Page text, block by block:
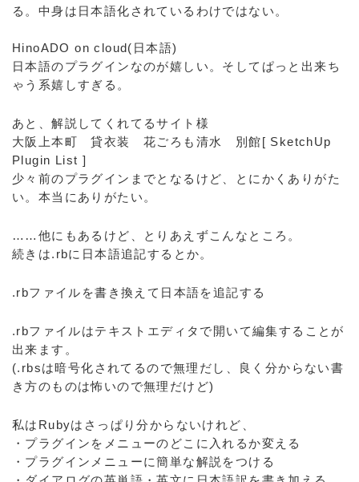
る。中身は日本語化されているわけではない。
HinoADO on cloud(日本語)
日本語のプラグインなのが嬉しい。そしてぱっと出来ち
ゃう系嬉しすぎる。
あと、解説してくれてるサイト様
大阪上本町 貸衣装 花ごろも清水 別館[ SketchUp
Plugin List ]
少々前のプラグインまでとなるけど、とにかくありがた
い。本当にありがたい。
……他にもあるけど、とりあえずこんなところ。
続きは.rbに日本語追記するとか。
.rbファイルを書き換えて日本語を追記する
.rbファイルはテキストエディタで開いて編集することが
出来ます。
(.rbsは暗号化されてるので無理だし、良く分からない書
き方のものは怖いので無理だけど)
私はRubyはさっぱり分からないけれど、
・プラグインをメニューのどこに入れるか変える
・プラグインメニューに簡単な解説をつける